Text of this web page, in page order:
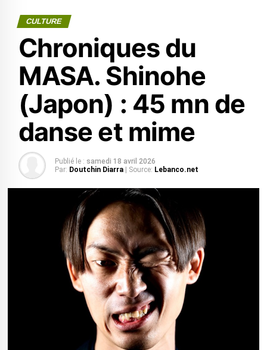
CULTURE
Chroniques du
MASA. Shinohe
(Japon) : 45 mn de
danse et mime
Publié le : samedi 18 avril 2026
Par: Doutchin Diarra | Source: Lebanco.net